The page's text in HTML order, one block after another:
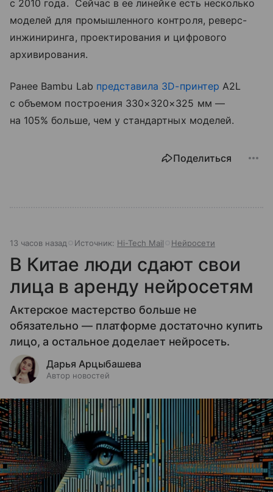
с 2010 года. Сейчас в ее линейке есть несколько
моделей для промышленного контроля, реверс-
инжиниринга, проектирования и цифрового
архивирования.
Ранее Bambu Lab представила 3D-принтер A2L
с объемом построения 330×320×325 мм —
на 105% больше, чем у стандартных моделей.
Поделиться
13 часов назад Источник: Hi-Tech Mail Нейросети
В Китае люди сдают свои
лица в аренду нейросетям
Актерское мастерство больше не
обязательно — платформе достаточно купить
лицо, а остальное доделает нейросеть.
Дарья Арцыбашева
Автор новостей